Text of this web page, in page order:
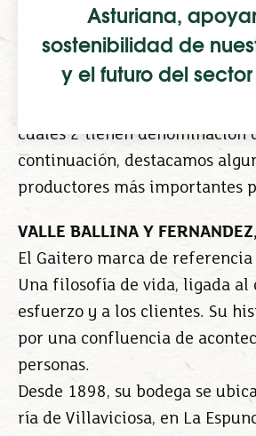
Asturiana,
sostenibilidad de
y el futuro del
sidra asturiana en nuestras
ofrecerte una amplia gama
marcas diferentes,fruto de
cuales 2 tienen denominación
continuación, destacamos
productores más importantes
VALLE BALLINA Y
El Gaitero marca de
Una filosofía de vida, ligada al
esfuerzo y a los clientes. Su
por una confluencia de
personas.
Desde 1898, su bodega se
ría de Villaviciosa, en La